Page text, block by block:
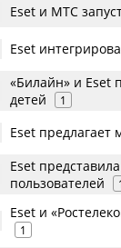
Eset и МТС
Eset
«Билайн» и Eset
детей
1
Eset
Eset
пользователей
Eset и
1